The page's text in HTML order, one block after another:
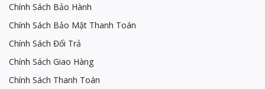
Chính Sách Bảo Hành
Chính Sách Bảo Mật Thanh Toán
Chính Sách Đổi Trả
Chính Sách Giao Hàng
Chính Sách Thanh Toán